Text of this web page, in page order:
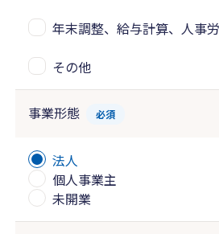
年末調整、給与計算、人事
その他
事業形態 必須
法人
個人事業主
未開業